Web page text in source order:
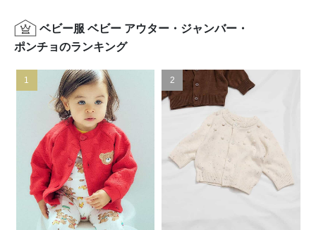
ベビー服 ベビー アウター・ジャンバー・
ポンチョのランキング
1 2